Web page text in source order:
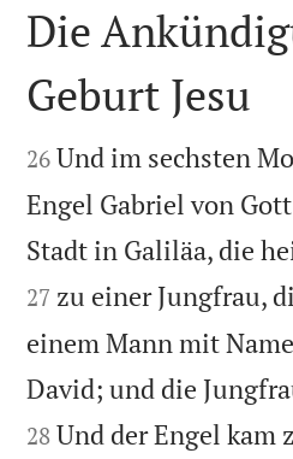

Die
Geburt Jesu

26 Und im sechsten
Engel Gabriel von
Stadt in Galiläa, die
27 zu einer Jungfrau,
einem Mann mit
David; und die
28 Und der Engel